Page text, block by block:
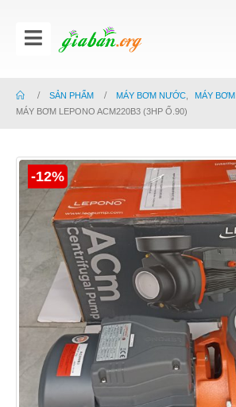
SẢN PHẨM MÁY BƠM NƯỚC
MÁY
MÁY BƠM LEPONO ACM220B3 (3HP Ố.90)
-12%